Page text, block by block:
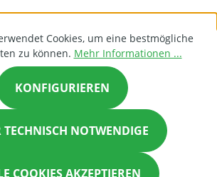
Cookies, um eine bestmögliche
zu können. Mehr Informationen ...
TECHNISCH NOTWENDIGE
KONFIGURIEREN
COOKIES AKZEPTIEREN